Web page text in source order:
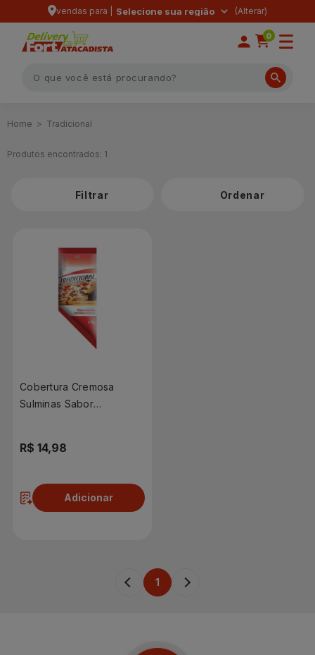
vendas para | Selecione sua região
0
Tradicional
Produtos encontrados: 1
Filtrar
Cobertura Cremosa
Sulminas Sabor
R$ 14,98
Adicionar
1